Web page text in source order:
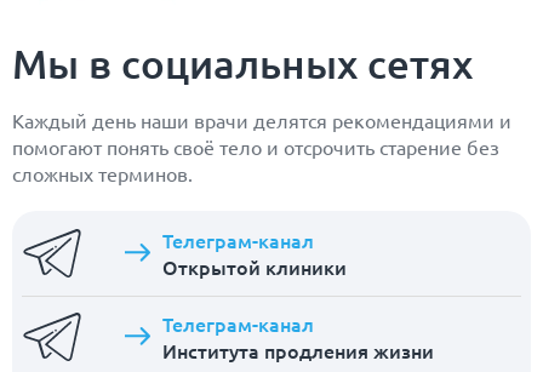
Мы в социальных сетях
Каждый день наши врачи делятся рекомендациями и
помогают понять своё тело и отсрочить старение без
сложных терминов.
Телеграм-канал
Открытой клиники
Телеграм-канал
Института продления жизни